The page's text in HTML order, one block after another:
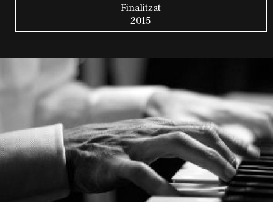
Finalitzat
2015